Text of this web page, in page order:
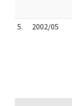
5.
2002/05